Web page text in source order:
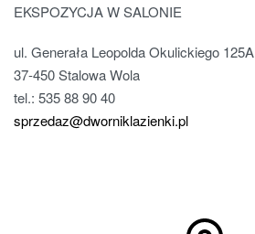
EKSPOZYCJA W SALONIE
ul. Generała Leopolda Okulickiego 125A
37-450 Stalowa Wola
tel.: 535 88 90 40
sprzedaz@dworniklazienki.pl